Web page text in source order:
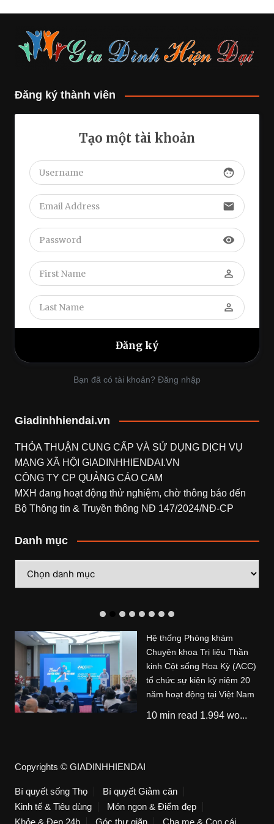
Đăng ký thành viên
Tạo một tài khoản
face
email
visibility
perm_identity
perm_identity
Bạn đã có tài khoản? Đăng nhập
Giadinhhiendai.vn
THỎA THUẬN CUNG CẤP VÀ SỬ DỤNG DỊCH VỤ
MẠNG XÃ HỘI GIADINHHIENDAI.VN
CÔNG TY CP QUẢNG CÁO CAM
MXH đang hoạt động thử nghiệm, chờ thông báo đến
Bộ Thông tin & Truyền thông NĐ 147/2024/NĐ-CP
Danh mục
mục
Hệ thống Phòng khám
Chuyên khoa Trị liệu Thần
kinh Cột sống Hoa Kỳ (ACC)
tổ chức sự kiện kỷ niệm 20
năm hoạt động tại Việt Nam
10 min read 1.994 wo...
Copyrights © GIADINHHIENDAI
Bí quyết sống Thọ
Bí quyết Giảm cân
Kinh tế & Tiêu dùng
Món ngon & Điểm đẹp
Khỏe & Đẹp 24h
Góc thư giãn Cha mẹ & Con cái